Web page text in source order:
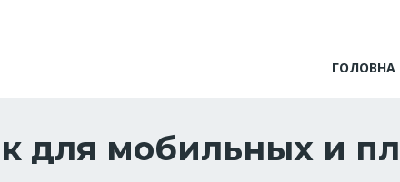
ГОЛОВНА
для мобильных и